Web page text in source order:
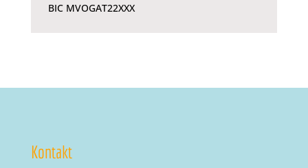
BIC MVOGAT22XXX
Kontakt